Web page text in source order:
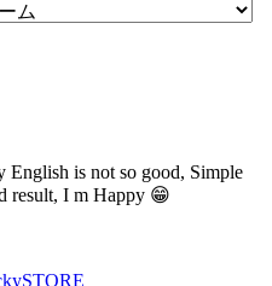
English is not so good, Simple
result, I m Happy 😁